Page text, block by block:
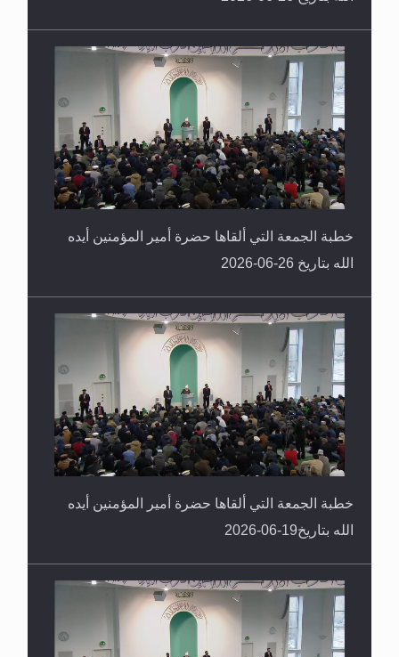
خطبة الجمعة التي ألقاها حضرة أمير المؤمنين أيده
الله بتاريخ 26-06-2026
خطبة الجمعة التي ألقاها حضرة أمير المؤمنين أيده
الله بتاريخ19-06-2026